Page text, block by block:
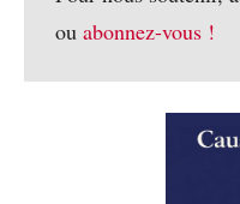
ou abonnez-vous !